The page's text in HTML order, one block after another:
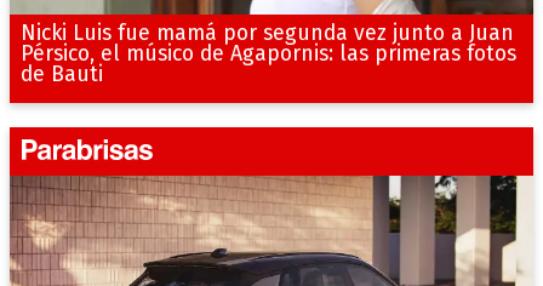
Nicki Luis fue mamá por segunda vez junto a Juan
Pérsico, el músico de Agapornis: las primeras fotos
de Bauti